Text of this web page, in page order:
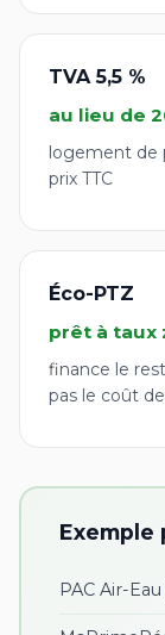
TVA 5,5 %
au lieu de
logement de
prix TTC
Éco-PTZ
prêt à taux
finance le
pas le coût
Exemple
PAC Air-